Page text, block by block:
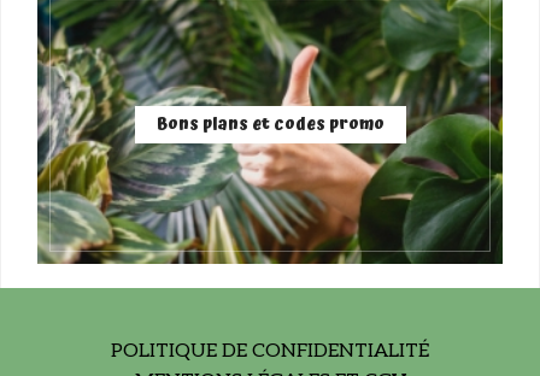
Bons plans et codes promo
POLITIQUE DE CONFIDENTIALITÉ